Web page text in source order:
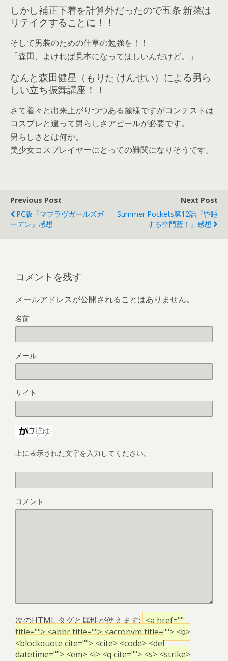
しかし補正下着を計算外だったので五条 新菜は
リテイクすることに！！
そして男装のための仕草の勉強を！！
「森田、よければ見本になってほしいんだけど。」
なんと森田健星（もりた けんせい）による男ら
しい立ち振舞講座！！
さて着々と出来上がりつつある麗様ですがコンテストは
コスプレと違って男らしさアピールが必要です。
男らしさとは何か。
美少女コスプレイヤーにとっての難関になりそうです。
Previous Post
PC版『マブラヴガールズガ
ーデン』感想
Next Post
Summer Pockets第12話『昏睡
する空門藍！』感想
コメントを残す
メールアドレスが公開されることはありません。
名前
メール
サイト
上に表示された文字を入力してください。
コメント
次のHTML タグと属性が使えます: <a href=""
title=""> <abbr title=""> <acronym title=""> <b>
<blockquote cite=""> <cite> <code> <del
datetime=""> <em> <i> <q cite=""> <s> <strike>